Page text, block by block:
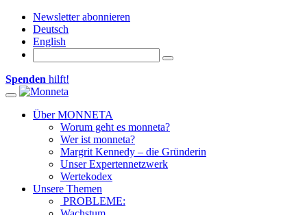
Newsletter abonnieren
Deutsch
English
Spenden hilft!
Toggle navigation
Über MONNETA
Worum geht es monneta?
Wer ist monneta?
Margrit Kennedy – die Gründerin
Unser Expertennetzwerk
Wertekodex
Unsere Themen
PROBLEME: